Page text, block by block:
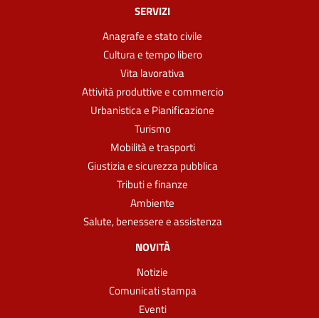
SERVIZI
Anagrafe e stato civile
Cultura e tempo libero
Vita lavorativa
Attività produttive e commercio
Urbanistica e Pianificazione
Turismo
Mobilità e trasporti
Giustizia e sicurezza pubblica
Tributi e finanze
Ambiente
Salute, benessere e assistenza
NOVITÀ
Notizie
Comunicati stampa
Eventi